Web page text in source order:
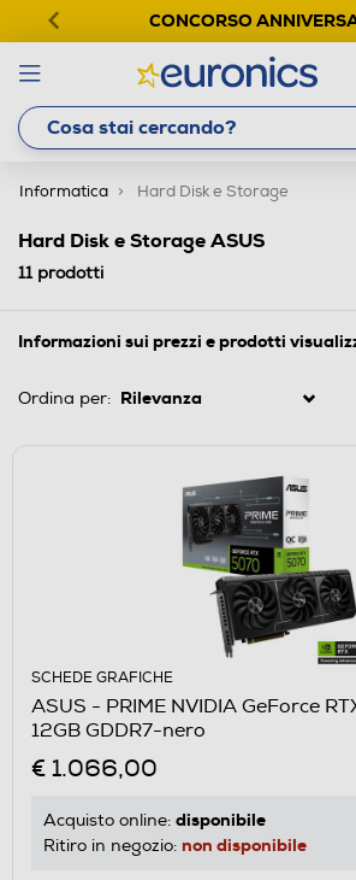
CONCORSO
Informatica Hard Disk e Storage
Hard Disk e Storage ASUS
11prodotti
Informazioni sui prezzi e prodotti
Ordina per:
SCHEDE GRAFICHE
ASUS - PRIME NVIDIA GeForce
12GB GDDR7-nero
€ 1.066,00
Acquisto online: disponibile
Ritiro in negozio: non disponibile